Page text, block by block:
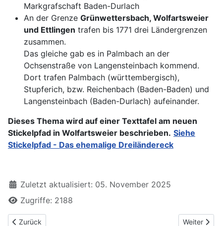
Markgrafschaft Baden-Durlach
An der Grenze Grünwettersbach, Wolfartsweier
und Ettlingen trafen bis 1771 drei Ländergrenzen
zusammen.
Das gleiche gab es in Palmbach an der
Ochsenstraße von Langensteinbach kommend.
Dort trafen Palmbach (württembergisch),
Stupferich, bzw. Reichenbach (Baden-Baden) und
Langensteinbach (Baden-Durlach) aufeinander.
Dieses Thema wird auf einer Texttafel am neuen
Stickelpfad in Wolfartsweier beschrieben. Siehe
Stickelpfad - Das ehemalige Dreiländereck
Zuletzt aktualisiert: 05. November 2025
Zugriffe: 2188
Vorheriger Beitrag: Albert Schneller - Kunstmaler
Zurück Nächster
Weiter